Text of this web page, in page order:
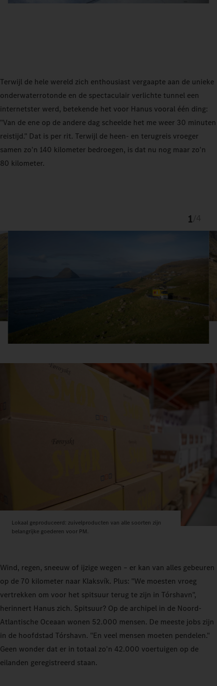
Terwijl de hele wereld zich enthousiast vergaapte aan de unieke
onderwaterrotonde en de spectaculair verlichte tunnel een
internetster werd, betekende het voor Hanus vooral één ding:
"Van de ene op de andere dag scheelde het me weer 30 minuten
reistijd." Dat is per rit. Terwijl de heen- en terugreis vroeger
samen zo'n 140 kilometer bedroegen, is dat nu nog maar zo'n
80 kilometer.
1
Lokaal geproduceerd: zuivelproducten van alle soorten zijn
belangrijke goederen voor PM.
Wind, regen, sneeuw of ijzige wegen – er kan van alles gebeuren
op de 70 kilometer naar Klaksvík. Plus: "We moesten vroeg
vertrekken om voor het spitsuur terug te zijn in Tórshavn",
herinnert Hanus zich. Spitsuur? Op de archipel in de Noord-
Atlantische Oceaan wonen 52.000 mensen. De meeste jobs zijn
in de hoofdstad Tórshavn. "En veel mensen moeten pendelen."
Geen wonder dat er in totaal zo'n 42.000 voertuigen op de
eilanden geregistreerd staan.